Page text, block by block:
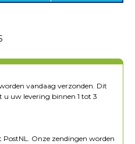
vandaag verzonden. Dit
u uw levering binnen 1 tot 3
Onze zendingen worden